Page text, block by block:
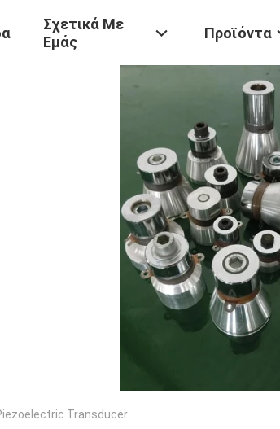
Σχετικά Με
Εμάς
Προϊόντα
Transducer